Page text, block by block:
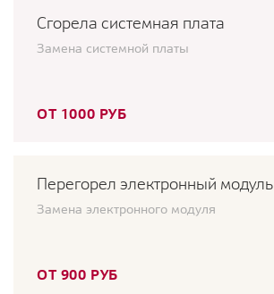
Сгорела системная плата
Замена системной платы
ОТ 1000 РУБ
Перегорел электронный модуль
Замена электронного модуля
ОТ 900 РУБ